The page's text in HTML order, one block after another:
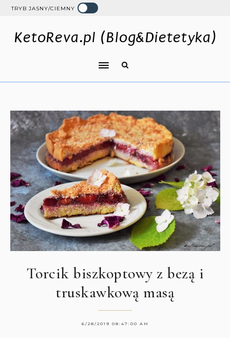
TRYB JASNY/CIEMNY
KetoReva.pl (Blog&Dietetyka)
Torcik biszkoptowy z bezą i
truskawkową masą
6/28/2019 08:47:00 AM